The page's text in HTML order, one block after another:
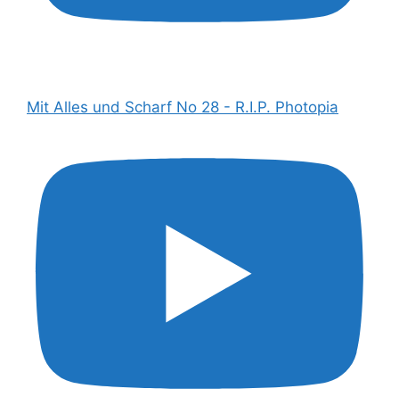
Mit Alles und Scharf No 28 - R.I.P. Photopia